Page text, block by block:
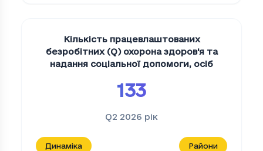
Кількість працевлаштованих
безробітних (Q) охорона здоров'я та
надання соціальної допомоги, осіб
133
Q2 2026 рік
Динаміка Райони